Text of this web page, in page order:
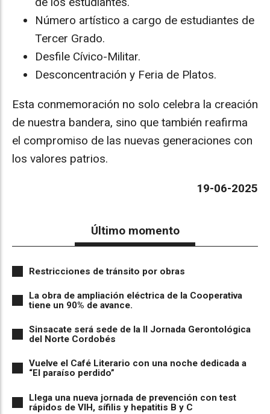
Número artístico a cargo de estudiantes de
Tercer Grado.
Desfile Cívico-Militar.
Desconcentración y Feria de Platos.
Esta conmemoración no solo celebra la creación
de nuestra bandera, sino que también reafirma
el compromiso de las nuevas generaciones con
los valores patrios.
19-06-2025
Último momento
Restricciones de tránsito por obras
La obra de ampliación eléctrica de la Cooperativa
tiene un 90% de avance.
Sinsacate será sede de la II Jornada Gerontológica
del Norte Cordobés
Vuelve el Café Literario con una noche dedicada a
“El paraíso perdido”
Llega una nueva jornada de prevención con test
rápidos de VIH, sífilis y hepatitis B y C